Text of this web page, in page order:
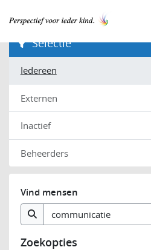
Filters
Selectie
Iedereen
Externen
Inactief
Beheerders
Vind mensen
Zoekopties